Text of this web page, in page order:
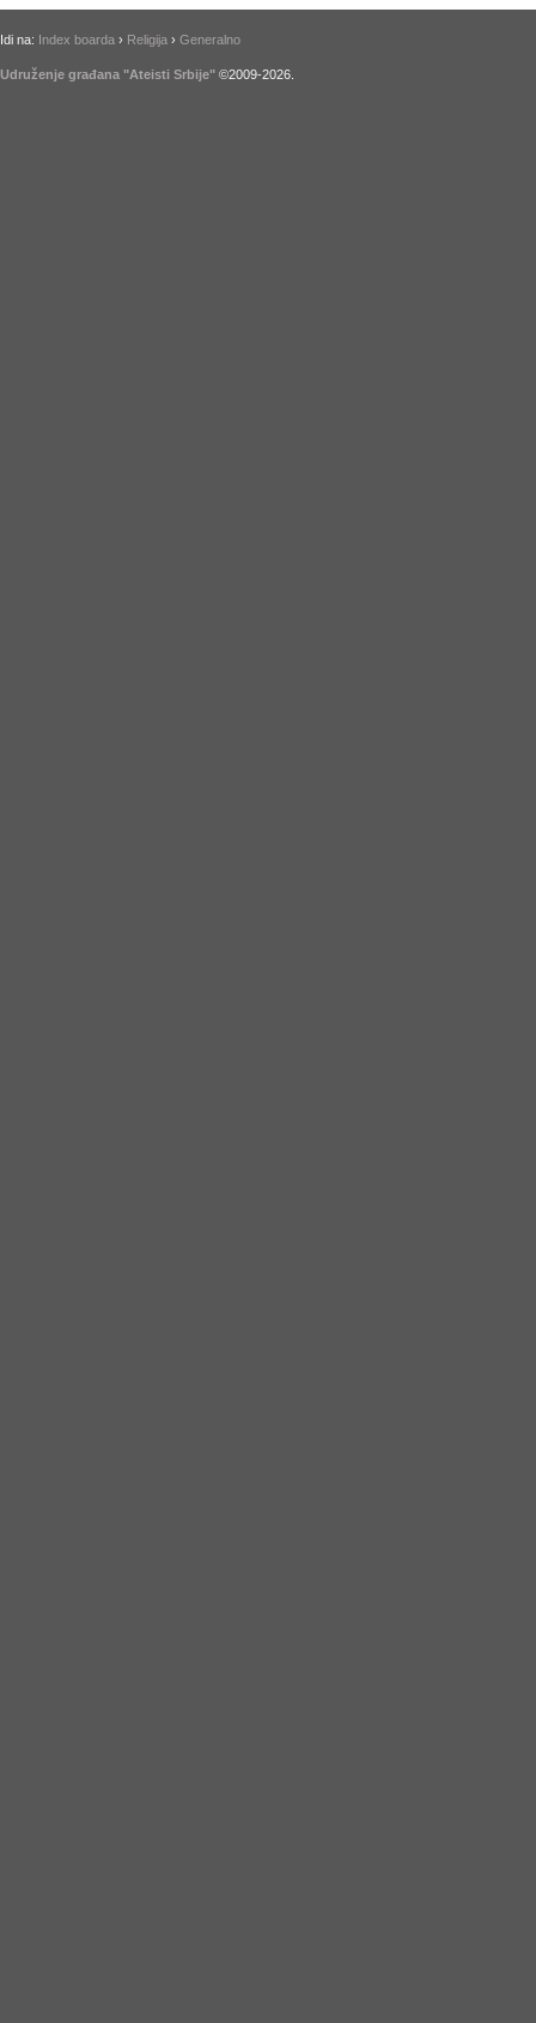
Idi na: Index boarda › Religija › Generalno
Udruženje građana "Ateisti Srbije" ©2009-2026